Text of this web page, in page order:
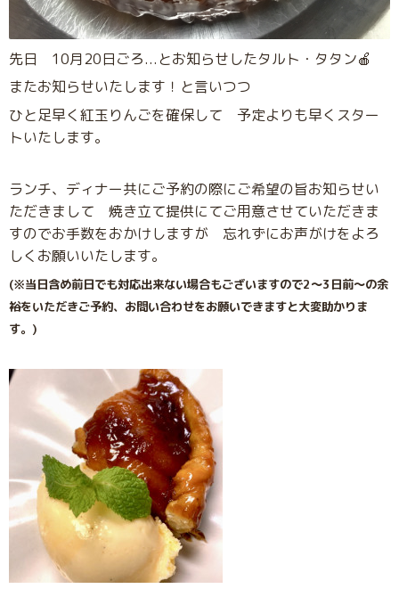
先日 10月20日ごろ...とお知らせしたタルト・タタン🍎
またお知らせいたします！と言いつつ
ひと足早く紅玉りんごを確保して 予定よりも早くスター
トいたします。
ランチ、ディナー共にご予約の際にご希望の旨お知らせい
ただきまして 焼き立て提供にてご用意させていただきま
すのでお手数をおかけしますが 忘れずにお声がけをよろ
しくお願いいたします。
(※当日含め前日でも対応出来ない場合もございますので2〜3日前〜の余
裕をいただきご予約、お問い合わせをお願いできますと大変助かりま
す。)